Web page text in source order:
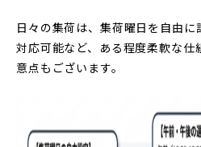
日々の集荷は、集荷曜日を自由
対応可能など、ある程度柔軟な仕
意点もございます。